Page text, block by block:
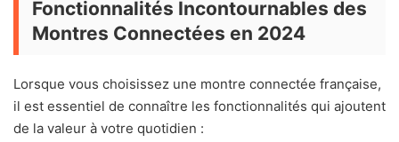
Fonctionnalités Incontournables des
Montres Connectées en 2024
Lorsque vous choisissez une montre connectée française,
il est essentiel de connaître les fonctionnalités qui ajoutent
de la valeur à votre quotidien :